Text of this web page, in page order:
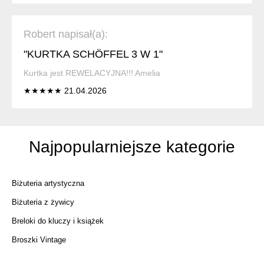
Robert napisał(a):
"KURTKA SCHÖFFEL 3 W 1"
Kurtka jest REWELACYJNA!!! Amelia
★★★★★ 21.04.2026
Najpopularniejsze kategorie
Biżuteria artystyczna
Biżuteria z żywicy
Breloki do kluczy i książek
Broszki Vintage